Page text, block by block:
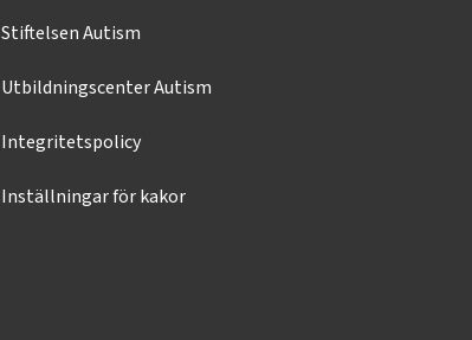
Stiftelsen Autism
Utbildningscenter Autism
Integritetspolicy
Inställningar för kakor